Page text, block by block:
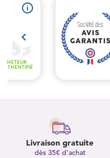
Livraison gratuite
dès 35€ d’achat